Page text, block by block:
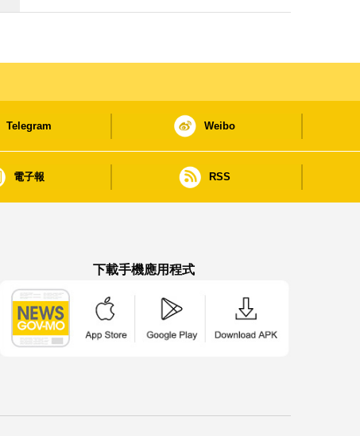
Telegram Weibo
電子報 RSS
下載手機應用程式